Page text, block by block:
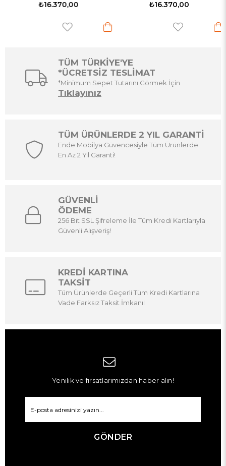
₺16.370,00 ₺16.370,00
TÜM TÜRKİYE'YE
*ÜCRETSİZ TESLİMAT
*Minimum Sepet Tutarını Görmek İçin
Tıklayınız
TÜM ÜRÜNLERDE 2 YIL GARANTİ
Ende Mobilya Güvencesiyle Tüm Ürünlerde
En Az 2 Yıl Garanti!
GÜVENLİ
ÖDEME
256 Bit SSL Şifreleme İle Tüm Kredi Kartlarıyla
Güvenli Alışveriş!
KREDİ KARTINA
TAKSİT
Tüm Ürünlerde Geçerli Tüm Kredi Kartlarına
Vade Farksız Taksit İmkanı!
Yenilik ve fırsatlarımızdan haber alın!
GÖNDER